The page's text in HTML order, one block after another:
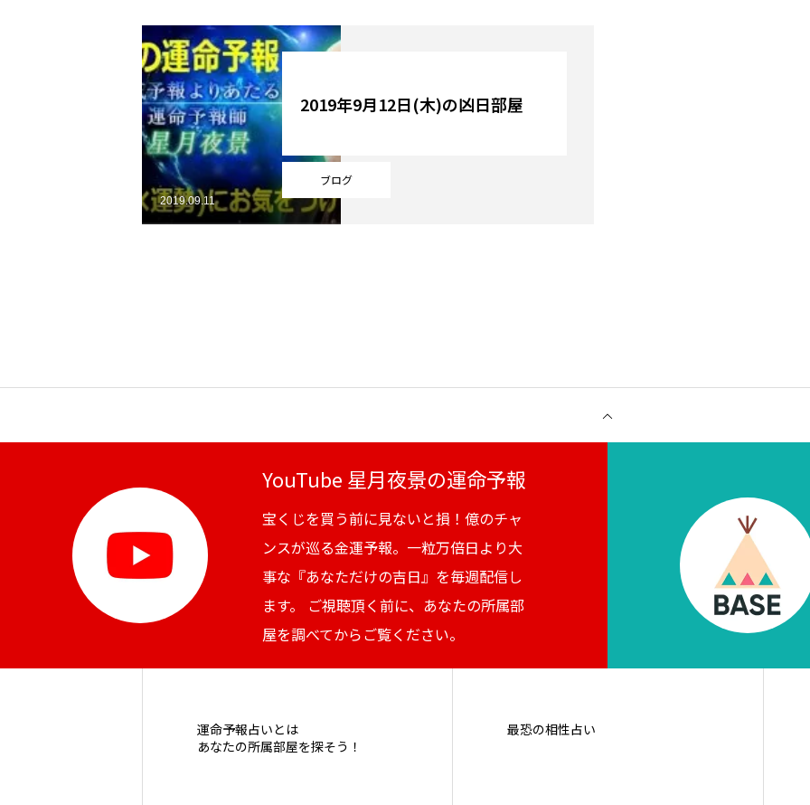
YouTube
Online Store
ブログ
2019年9月12日(木)の凶日部屋
2019.09.11
YouTube 星月夜景の運命予報
宝くじを買う前に見ないと損！億のチャ
ンスが巡る金運予報。一粒万倍日より大
事な『あなただけの吉日』を毎週配信し
ます。 ご視聴頂く前に、あなたの所属部
屋を調べてからご覧ください。
運命予報占いとは
あなたの所属部屋を探そう！
最恐の相性占い